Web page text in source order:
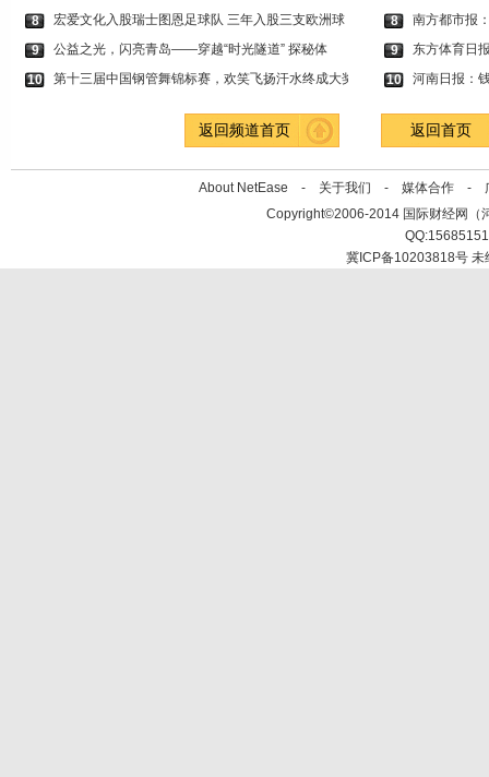
8
宏爱文化入股瑞士图恩足球队 三年入股三支欧洲球
9
公益之光，闪亮青岛——穿越“时光隧道” 探秘体
10
第十三届中国钢管舞锦标赛，欢笑飞扬汗水终成大奖
8
南方都市报
9
东方体育日
10
河南日报：
返回频道首页 返回首页
About NetEase - 关于我们 - 媒体合作 -
Copyright©2006-2014 国际财经网（
冀ICP备10203818号 未